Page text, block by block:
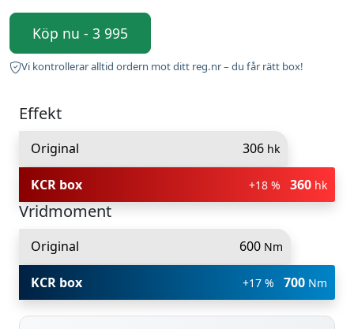
Köp nu - 3 995
Vi kontrollerar alltid ordern mot ditt reg.nr – du får rätt box!
Effekt
Original 306 hk
KCR box +18 % 360 hk
Vridmoment
Original 600 Nm
KCR box +17 % 700 Nm